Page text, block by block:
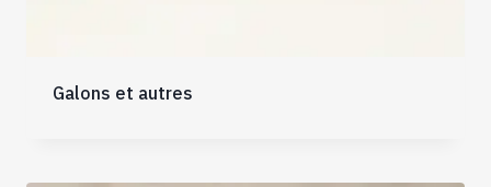
Galons et autres